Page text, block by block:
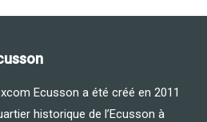
Ecusson a été créé en 2011
historique de l’Ecusson à